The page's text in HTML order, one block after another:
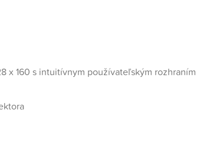
x 160 s intuitívnym používateľským rozhraním